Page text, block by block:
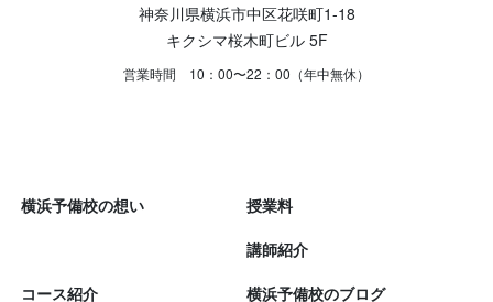
神奈川県横浜市中区花咲町1-18
キクシマ桜木町ビル 5F
営業時間 10：00〜22：00（年中無休）
横浜予備校の想い
コース紹介
授業料
講師紹介
横浜予備校のブログ